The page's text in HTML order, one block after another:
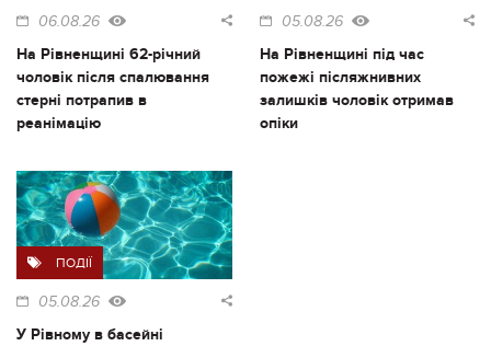
06.08.26
На Рівненщині 62-річний
чоловік після спалювання
стерні потрапив в
реанімацію
05.08.26
На Рівненщині під час
пожежі післяжнивних
залишків чоловік отримав
опіки
ПОДІЇ
05.08.26
У Рівному в басейні